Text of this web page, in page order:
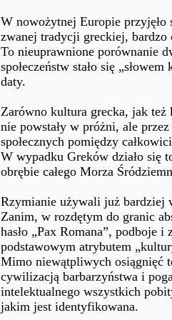
W nowożytnej Europie
zwanej tradycji greckiej, bardzo
To nieuprawnione porównanie
społeczeństw stało się
daty.
Zarówno kultura grecka, jak też
nie powstały w próżni, ale
społecznych pomiędzy
W wypadku Greków działo się
obrębie całego Morza
Rzymianie używali już bardziej
Zanim, w rozdętym do granic
hasło „Pax Romana”, podboje
podstawowym atrybutem
Mimo niewątpliwych osiągnięć
cywilizacją barbarzyństwa i
intelektualnego wszystkich
jakim jest identyfikowana.